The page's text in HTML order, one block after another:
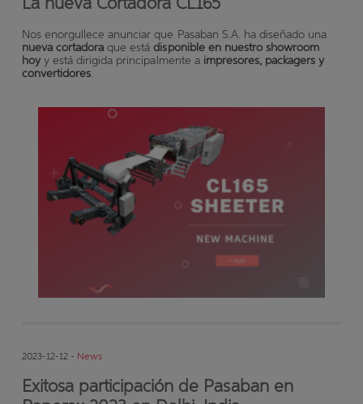
Nos enorgullece anunciar que Pasaban S.A. ha diseñado una
nueva cortadora que estádisponible en nuestro showroom
hoyy está dirigida principalmente a impresores, packagers y
convertidores
2023-12-12 - News
Exitosa participación de Pasaban en